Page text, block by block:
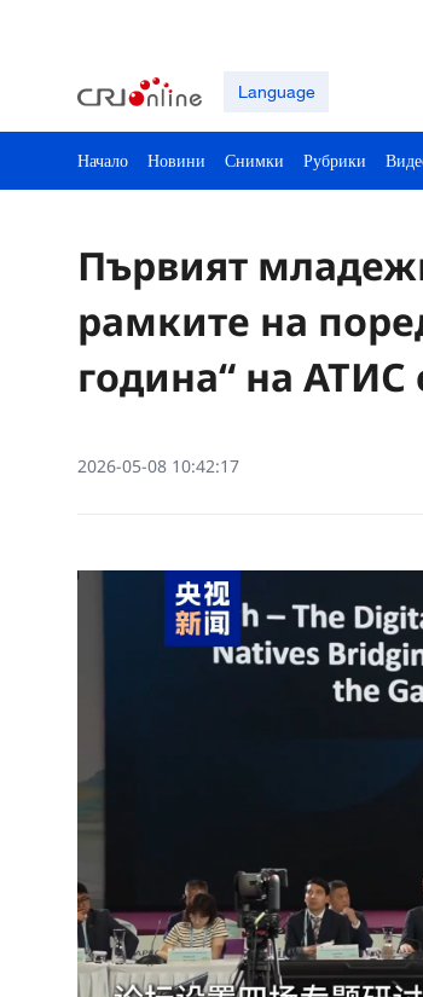
Language
Начало Новини Снимки Рубрики
Първият
рамките на
година“ на
2026-05-08 10:42:17